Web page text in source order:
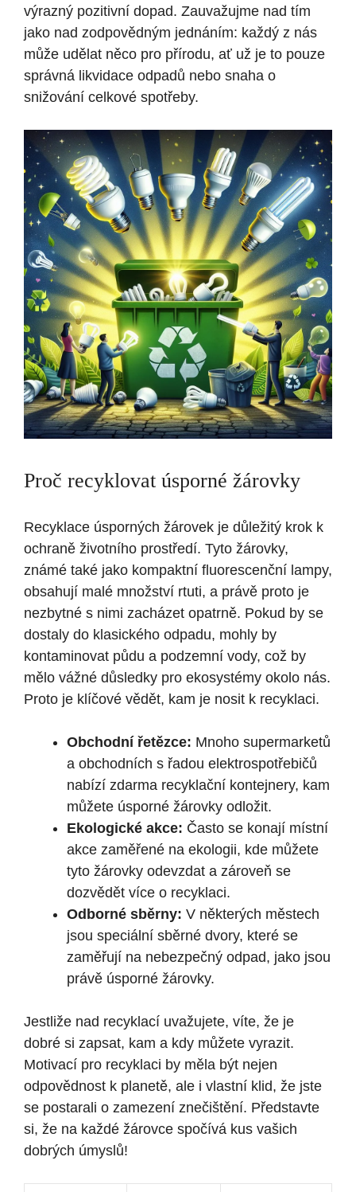
výrazný pozitivní dopad. Zauvažujme nad tím
jako nad zodpovědným jednáním: každý z nás
může udělat něco pro přírodu, ať už je to pouze
správná likvidace odpadů nebo snaha o
snižování celkové spotřeby.
Proč recyklovat úsporné žárovky
Recyklace úsporných žárovek je důležitý krok k
ochraně životního prostředí. Tyto žárovky,
známé také jako kompaktní fluorescenční lampy,
obsahují malé množství rtuti, a právě proto je
nezbytné s nimi zacházet opatrně. Pokud by se
dostaly do klasického odpadu, mohly by
kontaminovat půdu a podzemní vody, což by
mělo vážné důsledky pro ekosystémy okolo nás.
Proto je klíčové vědět, kam je nosit k recyklaci.
Obchodní řetězce: Mnoho supermarketů
a obchodních s řadou elektrospotřebičů
nabízí zdarma recyklační kontejnery, kam
můžete úsporné žárovky odložit.
Ekologické akce: Často se konají místní
akce zaměřené na ekologii, kde můžete
tyto žárovky odevzdat a zároveň se
dozvědět více o recyklaci.
Odborné sběrny: V některých městech
jsou speciální sběrné dvory, které se
zaměřují na nebezpečný odpad, jako jsou
právě úsporné žárovky.
Jestliže nad recyklací uvažujete, víte, že je
dobré si zapsat, kam a kdy můžete vyrazit.
Motivací pro recyklaci by měla být nejen
odpovědnost k planetě, ale i vlastní klid, že jste
se postarali o zamezení znečištění. Představte
si, že na každé žárovce spočívá kus vašich
dobrých úmyslů!